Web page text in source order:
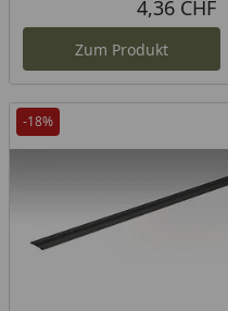
4,36 CHF
Zum Produkt
-18%